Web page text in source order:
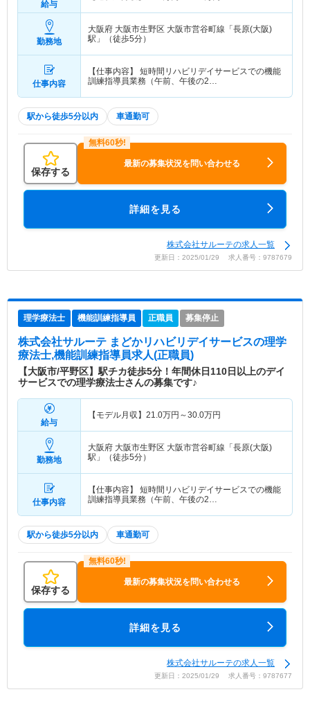
給与
勤務地
大阪府 大阪市生野区 大阪市営谷町線「長原(大阪)
駅」（徒歩5分）
仕事内容
【仕事内容】 短時間リハビリデイサービスでの機能
訓練指導員業務（午前、午後の2…
駅から徒歩5分以内 車通勤可
保存する
最新の募集状況を問い合わせる
詳細を見る
株式会社サルーテの求人一覧
更新日：2025/01/29 求人番号：9787679
理学療法士 機能訓練指導員 正職員 募集停止
株式会社サルーテ まどかリハビリデイサービスの理学
療法士,機能訓練指導員求人(正職員)
【大阪市/平野区】駅チカ徒歩5分！年間休日110日以上のデイ
サービスでの理学療法士さんの募集です♪
給与
【モデル月収】 21.0万円～30.0万円
勤務地
大阪府 大阪市生野区 大阪市営谷町線「長原(大阪)
駅」（徒歩5分）
仕事内容
【仕事内容】 短時間リハビリデイサービスでの機能
訓練指導員業務（午前、午後の2…
駅から徒歩5分以内 車通勤可
保存する
最新の募集状況を問い合わせる
詳細を見る
株式会社サルーテの求人一覧
更新日：2025/01/29 求人番号：9787677